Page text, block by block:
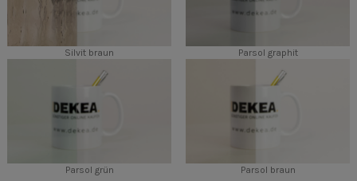
Silvit braun Parsol graphit
Parsol grün Parsol braun